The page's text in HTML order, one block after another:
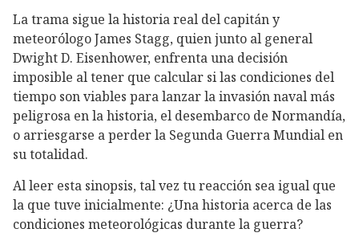
La trama sigue la historia real del capitán y
meteorólogo James Stagg, quien junto al general
Dwight D. Eisenhower, enfrenta una decisión
imposible al tener que calcular si las condiciones del
tiempo son viables para lanzar la invasión naval más
peligrosa en la historia, el desembarco de Normandía,
o arriesgarse a perder la Segunda Guerra Mundial en
su totalidad.
Al leer esta sinopsis, tal vez tu reacción sea igual que
la que tuve inicialmente: ¿Una historia acerca de las
condiciones meteorológicas durante la guerra?